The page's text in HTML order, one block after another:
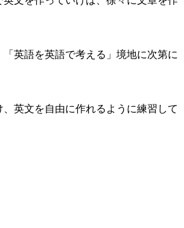
英語を英語で考える」境地に次第に
英文を自由に作れるように練習して